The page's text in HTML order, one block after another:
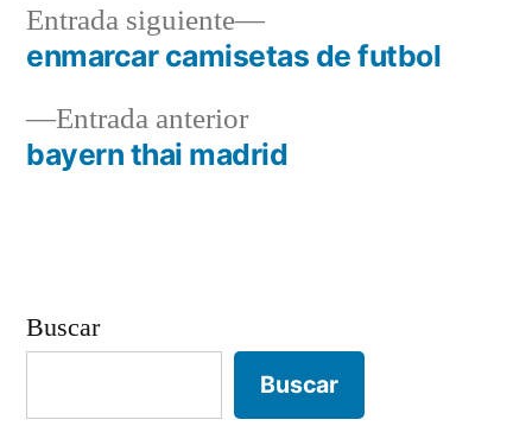
Navegación
de
entradas
Entrada anteriorEntrada
anterior:
bayern thai madrid
Entrada siguiente
Entrada
siguiente:
enmarcar camisetas de futbol
Buscar
Buscar